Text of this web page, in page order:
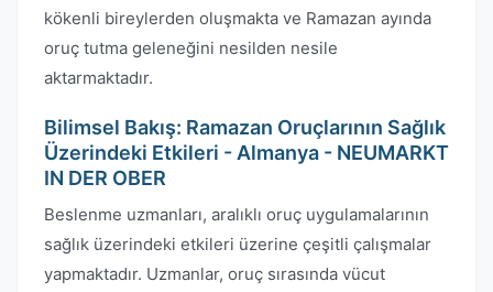
kökenli bireylerden oluşmakta ve Ramazan ayında
oruç tutma geleneğini nesilden nesile
aktarmaktadır.
Bilimsel Bakış: Ramazan Oruçlarının Sağlık
Üzerindeki Etkileri - Almanya - NEUMARKT
IN DER OBER
Beslenme uzmanları, aralıklı oruç uygulamalarının
sağlık üzerindeki etkileri üzerine çeşitli çalışmalar
yapmaktadır. Uzmanlar, oruç sırasında vücut